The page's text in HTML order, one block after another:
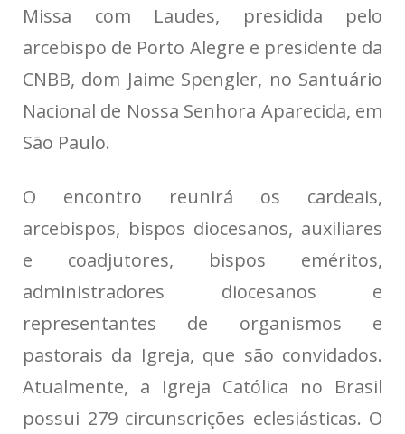
Missa com Laudes, presidida pelo
arcebispo de Porto Alegre e presidente da
CNBB, dom Jaime Spengler, no Santuário
Nacional de Nossa Senhora Aparecida, em
São Paulo.
O encontro reunirá os cardeais,
arcebispos, bispos diocesanos, auxiliares
e coadjutores, bispos eméritos,
administradores diocesanos e
representantes de organismos e
pastorais da Igreja, que são convidados.
Atualmente, a Igreja Católica no Brasil
possui 279 circunscrições eclesiásticas. O